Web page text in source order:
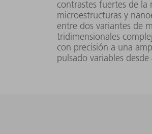
contrastes fuertes de la
microestructuras y
entre dos variantes de
tridimensionales
con precisión a una
pulsado variables